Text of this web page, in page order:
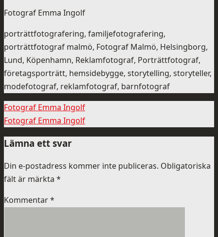
Fotograf Emma Ingolf
porträttfotografering, familjefotografering,
porträttfotograf malmö, Fotograf Malmö, Helsingborg,
Lund, Köpenhamn, Reklamfotograf, Porträttfotograf,
företagsporträtt, hemsidebygge, storytelling, storyteller,
modefotograf, reklamfotograf, barnfotograf
Fotograf Emma Ingolf
Fotograf Emma Ingolf
Lämna ett svar
Din e-postadress kommer inte publiceras. Obligatoriska
fält är märkta *
Kommentar*